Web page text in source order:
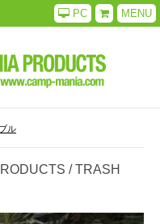
MENU
PC
ル
/ TRASH